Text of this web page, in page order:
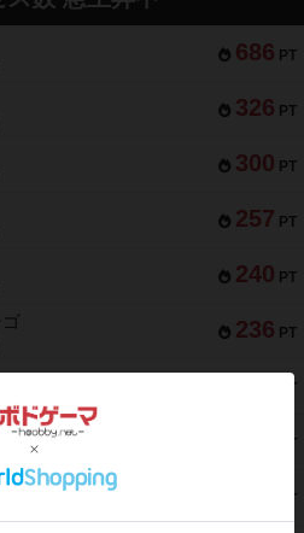
686 PT
326 PT
300 PT
257 PT
240 PT
236 PT
PT
PT
PT